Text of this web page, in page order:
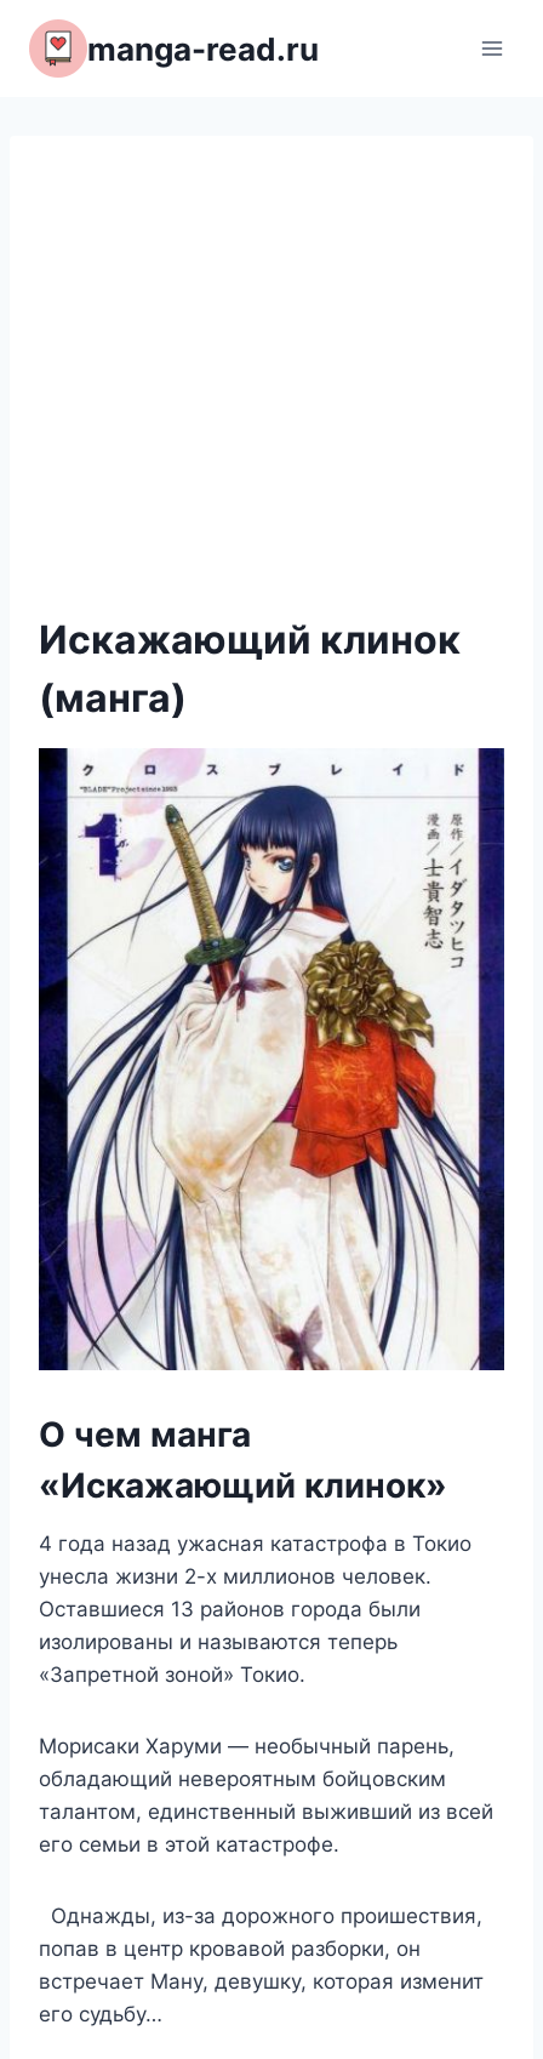
Перейти
содержимому
manga-read.ru
Искажающий клинок
(манга)
О чем манга
«Искажающий клинок»
4 года назад ужасная катастрофа в Токио
унесла жизни 2-х миллионов человек.
Оставшиеся 13 районов города были
изолированы и называются теперь
«Запретной зоной» Токио.
Морисаки Харуми — необычный парень,
обладающий невероятным бойцовским
талантом, единственный выживший из всей
его семьи в этой катастрофе.
Однажды, из-за дорожного проишествия,
попав в центр кровавой разборки, он
встречает Ману, девушку, которая изменит
его судьбу…